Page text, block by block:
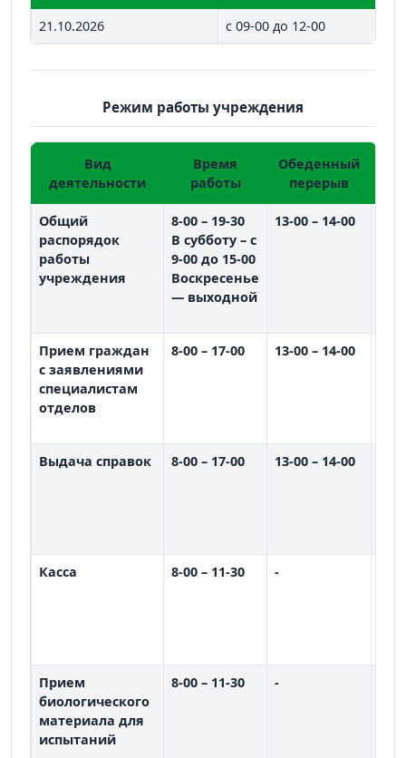
21.10.2026 с 09-00 до 12-00
Режим работы учреждения
Вид
деятельности
Время
работы
Обеденный
перерыв
Общий
распорядок
работы
учреждения
8-00 – 19-30
В субботу – с
9-00 до 15-00
Воскресенье
— выходной
13-00 – 14-00
Прием граждан
с заявлениями
специалистам
отделов
8-00 – 17-00 13-00 – 14-00
Выдача справок
8-00 – 17-00 13-00 – 14-00
Касса
8-00 – 11-30 -
Прием
биологического
материала для
испытаний
8-00 – 11-30 -